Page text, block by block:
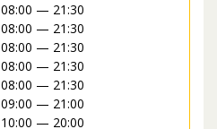
08:00 — 21:30
08:00 — 21:30
08:00 — 21:30
08:00 — 21:30
08:00 — 21:30
09:00 — 21:00
10:00 — 20:00